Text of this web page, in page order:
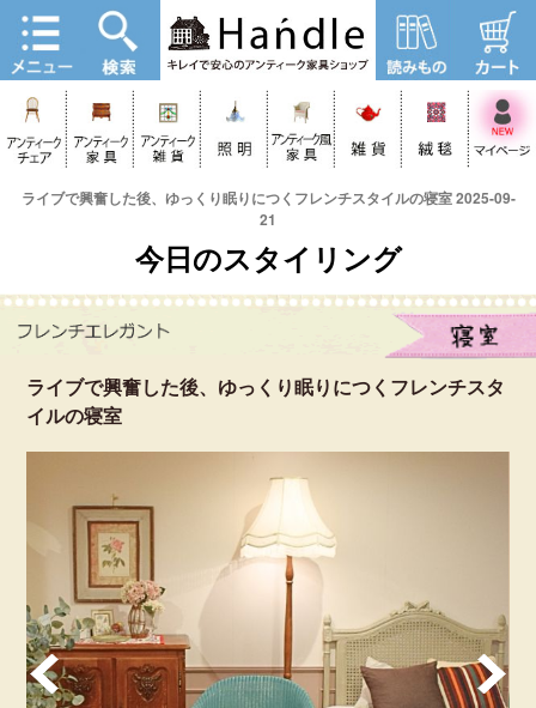
ライブで興奮した後、ゆっくり眠りにつくフレンチスタイルの寝室 2025-09-
21
今日のスタイリング
ライブで興奮した後、ゆっくり眠りにつくフレンチスタ
イルの寝室